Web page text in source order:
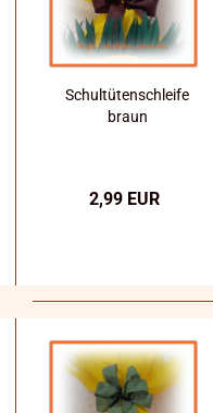
Schultütenschleife
braun
2,99 EUR